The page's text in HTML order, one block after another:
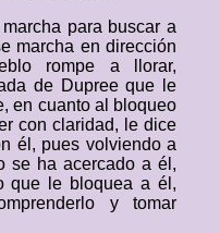
para buscar a
marcha en dirección
rompe a llorar,
de Dupree que le
en cuanto al bloqueo
con claridad, le dice
él, pues volviendo a
se ha acercado a él,
que le bloquea a él,
y tomar